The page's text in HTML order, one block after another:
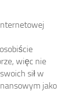
więc nie
sił w
jako